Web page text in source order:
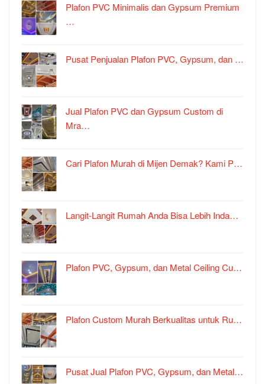
Plafon PVC Minimalis dan Gypsum Premium
…
Pusat Penjualan Plafon PVC, Gypsum, dan …
Jual Plafon PVC dan Gypsum Custom di
Mra…
Cari Plafon Murah di Mijen Demak? Kami P…
Langit-Langit Rumah Anda Bisa Lebih Inda…
Plafon PVC, Gypsum, dan Metal Ceiling Cu…
Plafon Custom Murah Berkualitas untuk Ru…
Pusat Jual Plafon PVC, Gypsum, dan Metal…